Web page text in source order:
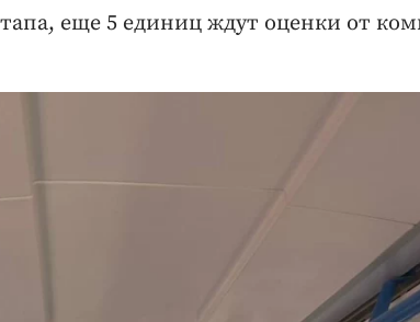
еще 5 единиц ждут оценки от